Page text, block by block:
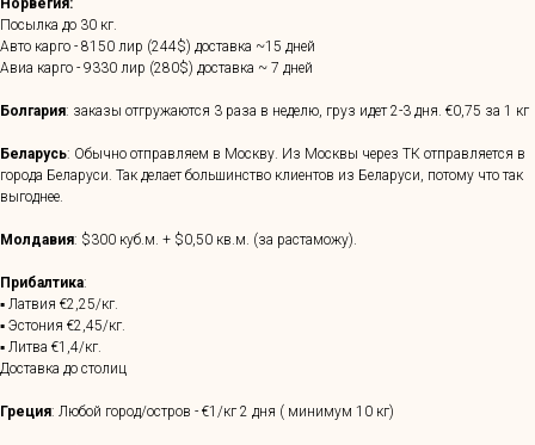
Норвегия:
Посылка до 30 кг.
Авто карго - 8150 лир (244$) доставка ~15 дней
Авиа карго - 9330 лир (280$) доставка ~ 7 дней
Болгария: заказы отгружаются 3 раза в неделю, груз идет 2-3 дня. €0,75 за 1 кг
Беларусь: Обычно отправляем в Москву. Из Москвы через ТК отправляется в
города Беларуси. Так делает большинство клиентов из Беларуси, потому что так
выгоднее.
Молдавия: $300 куб.м. + $0,50 кв.м. (за растаможу).
Прибалтика:
▪ Латвия €2,25/кг.
▪ Эстония €2,45/кг.
▪ Литва €1,4/кг.
Доставка до столиц
Греция: Любой город/остров - €1/кг 2 дня ( минимум 10 кг)